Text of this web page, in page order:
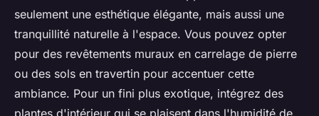
seulement une esthétique élégante, mais aussi une
tranquillité naturelle à l'espace. Vous pouvez opter
pour des revêtements muraux en carrelage de pierre
ou des sols en travertin pour accentuer cette
ambiance. Pour un fini plus exotique, intégrez des